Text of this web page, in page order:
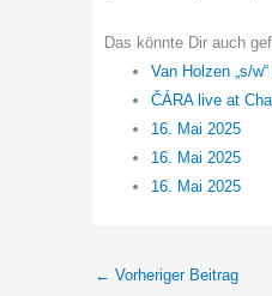
Das könnte Dir auch
Van Holzen „s/
ČÁRA live at
16. Mai 2025
16. Mai 2025
16. Mai 2025
← Vorheriger Beitrag